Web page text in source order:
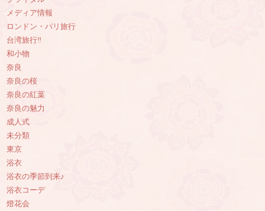
メディア情報
ロンドン・パリ旅行
台湾旅行‼︎
和小物
奈良
奈良の桜
奈良の紅葉
奈良の魅力
成人式
未分類
東京
浴衣
浴衣の季節到来♪
浴衣コーデ
燈花会